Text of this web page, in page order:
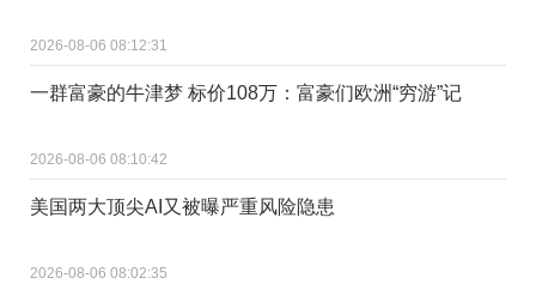
2026-08-06 08:12:31
一群富豪的牛津梦 标价108万：富豪们欧洲“穷游”记
2026-08-06 08:10:42
美国两大顶尖AI又被曝严重风险隐患
2026-08-06 08:02:35